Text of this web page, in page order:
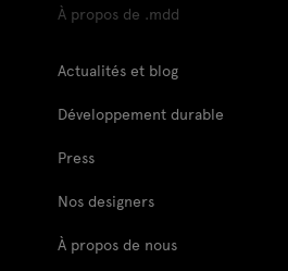
À propos de .mdd
Actualités et blog
Développement durable
Press
Nos designers
À propos de nous